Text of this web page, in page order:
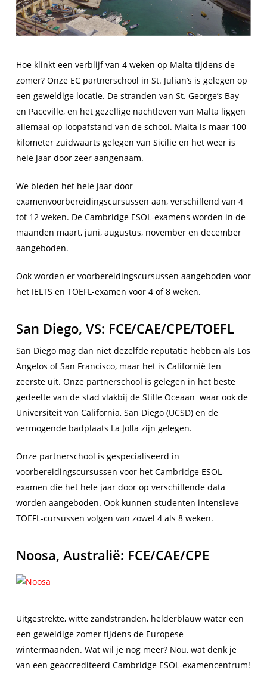
Hoe klinkt een verblijf van 4 weken op Malta tijdens de
zomer? Onze EC partnerschool in St. Julian’s is gelegen op
een geweldige locatie. De stranden van St. George’s Bay
en Paceville, en het gezellige nachtleven van Malta liggen
allemaal op loopafstand van de school. Malta is maar 100
kilometer zuidwaarts gelegen van Sicilië en het weer is
hele jaar door zeer aangenaam.
We bieden het hele jaar door
examenvoorbereidingscursussen aan, verschillend van 4
tot 12 weken. De Cambridge ESOL-examens worden in de
maanden maart, juni, augustus, november en december
aangeboden.
Ook worden er voorbereidingscursussen aangeboden voor
het IELTS en TOEFL-examen voor 4 of 8 weken.
San Diego, VS: FCE/CAE/CPE/TOEFL
San Diego mag dan niet dezelfde reputatie hebben als Los
Angelos of San Francisco, maar het is Californië ten
zeerste uit. Onze partnerschool is gelegen in het beste
gedeelte van de stad vlakbij de Stille Oceaan waar ook de
Universiteit van California, San Diego (UCSD) en de
vermogende badplaats La Jolla zijn gelegen.
Onze partnerschool is gespecialiseerd in
voorbereidingscursussen voor het Cambridge ESOL-
examen die het hele jaar door op verschillende data
worden aangeboden. Ook kunnen studenten intensieve
TOEFL-cursussen volgen van zowel 4 als 8 weken.
Noosa, Australië: FCE/CAE/CPE
Uitgestrekte, witte zandstranden, helderblauw water een
een geweldige zomer tijdens de Europese
wintermaanden. Wat wil je nog meer? Nou, wat denk je
van een geaccrediteerd Cambridge ESOL-examencentrum!